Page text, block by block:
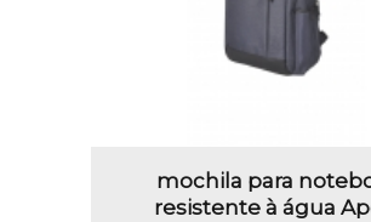
mochila para
resistente à água